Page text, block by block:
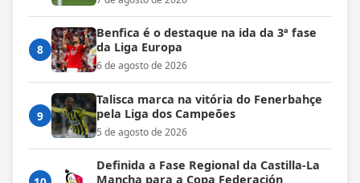
8
Benfica é o destaque na ida da 3ª fase
da Liga Europa
6 de agosto de 2026
9
Talisca marca na vitória do Fenerbahçe
pela Liga dos Campeões
5 de agosto de 2026
Definida a Fase Regional da Castilla-La
Mancha para a Copa Federación